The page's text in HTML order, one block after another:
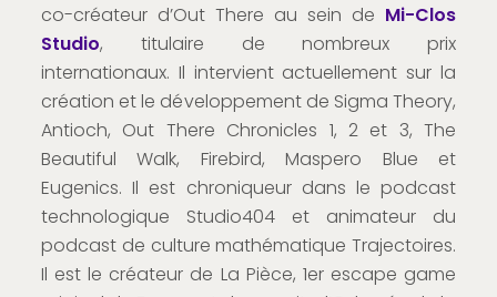
co-créateur d’Out There au sein de Mi-Clos
Studio, titulaire de nombreux prix
internationaux. Il intervient actuellement sur la
création et le développement de Sigma Theory,
Antioch, Out There Chronicles 1, 2 et 3, The
Beautiful Walk, Firebird, Maspero Blue et
Eugenics. Il est chroniqueur dans le podcast
technologique Studio404 et animateur du
podcast de culture mathématique Trajectoires.
Il est le créateur de La Pièce, 1er escape game